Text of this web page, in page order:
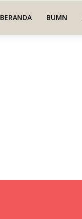
BERANDA BUMN